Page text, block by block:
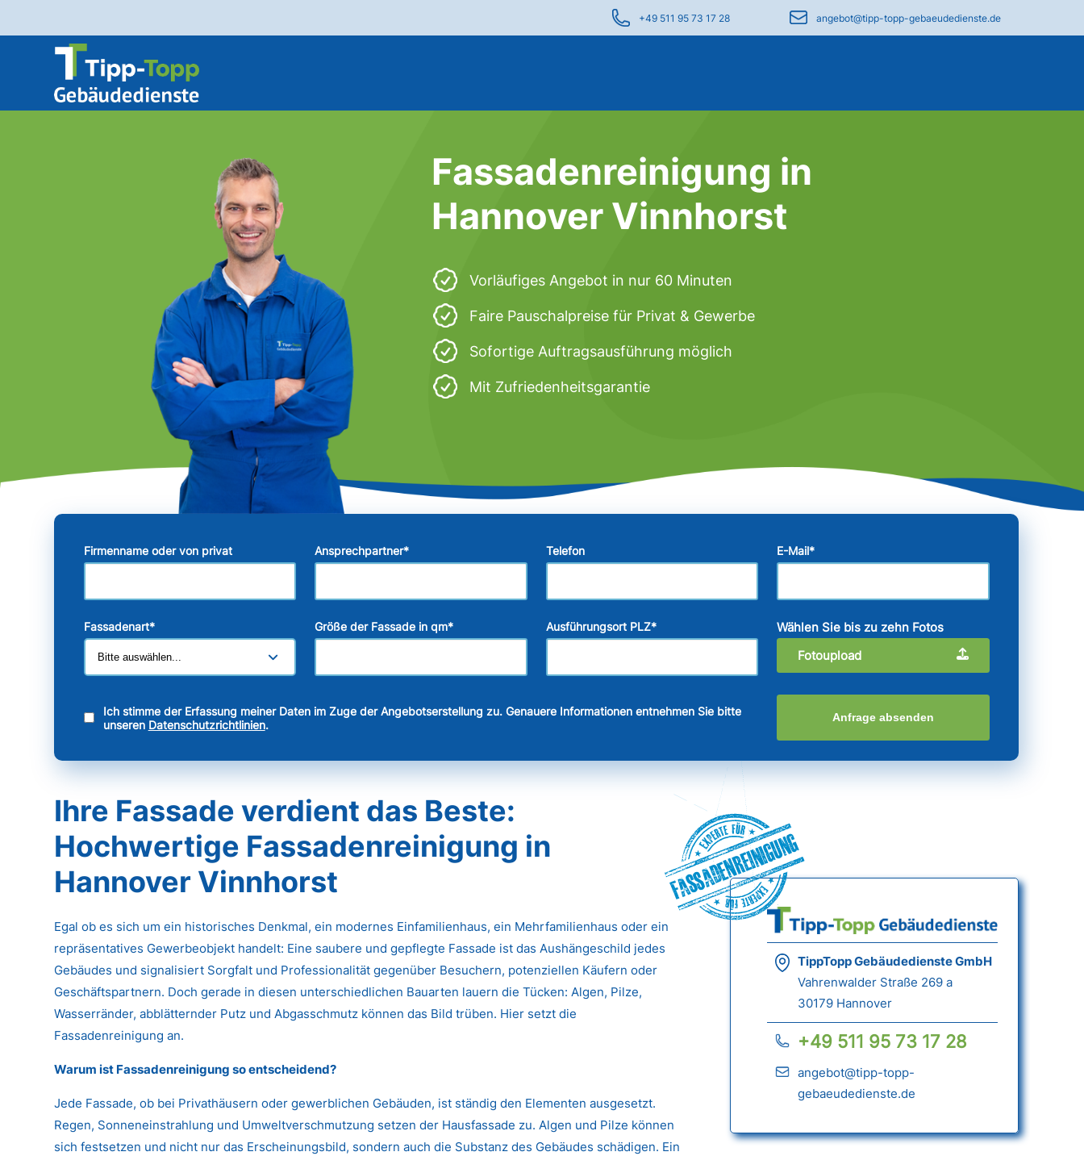
+49 511 95 73 17 28 angebot@tipp-topp-gebaeudedienste.de
Fassadenreinigung in
Hannover Vinnhorst
Vorläufiges Angebot in nur 60 Minuten
Faire Pauschalpreise für Privat & Gewerbe
Sofortige Auftragsausführung möglich
Mit Zufriedenheitsgarantie
Firmenname oder von privat Ansprechpartner* Telefon E-Mail*
Fassadenart* Größe der Fassade in qm* Ausführungsort PLZ*
Wählen Sie bis zu zehn Fotos
Fotoupload
Ich stimme der Erfassung meiner Daten im Zuge der Angebotserstellung zu. Genauere Informationen entnehmen Sie bitte
unseren Datenschutzrichtlinien.
Anfrage absenden
Ihre Fassade verdient das Beste:
Hochwertige Fassadenreinigung in
Hannover Vinnhorst
Fassadenreinigung
TippTopp Gebäudedienste GmbH
Vahrenwalder Straße 269 a
30179 Hannover
+49 511 95 73 17 28
angebot@tipp-topp-
gebaeudedienste.de
Egal ob es sich um ein historisches Denkmal, ein modernes Einfamilienhaus, ein Mehrfamilienhaus oder ein
repräsentatives Gewerbeobjekt handelt: Eine saubere und gepflegte Fassade ist das Aushängeschild jedes
Gebäudes und signalisiert Sorgfalt und Professionalität gegenüber Besuchern, potenziellen Käufern oder
Geschäftspartnern. Doch gerade in diesen unterschiedlichen Bauarten lauern die Tücken: Algen, Pilze,
Wasserränder, abblätternder Putz und Abgasschmutz können das Bild trüben. Hier setzt die
Fassadenreinigung an.
Warum ist Fassadenreinigung so entscheidend?
Jede Fassade, ob bei Privathäusern oder gewerblichen Gebäuden, ist ständig den Elementen ausgesetzt.
Regen, Sonneneinstrahlung und Umweltverschmutzung setzen der Hausfassade zu. Algen und Pilze können
sich festsetzen und nicht nur das Erscheinungsbild, sondern auch die Substanz des Gebäudes schädigen. Ein